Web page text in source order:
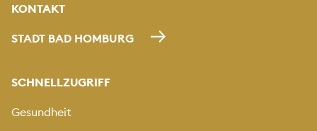
KONTAKT
STADT BAD HOMBURG
SCHNELLZUGRIFF
Gesundheit